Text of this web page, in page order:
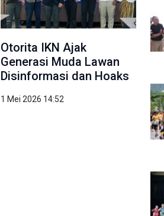
Otorita IKN Ajak
Generasi Muda Lawan
Disinformasi dan Hoaks
1 Mei 2026 14:52